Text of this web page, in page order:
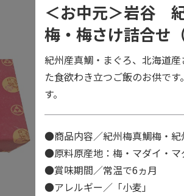
＜お中元＞岩谷
梅・梅さけ詰合せ
紀州産真鯛・まぐろ、北海道
た食欲わき立つご飯のお供で
す。
●商品内容／紀州梅真鯛梅・
●原料原産地：梅・マダイ・
●賞味期間／常温で6ヵ月
●アレルギー／「小麦」